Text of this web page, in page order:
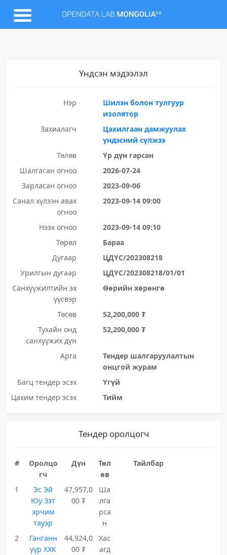
Үндсэн мэдээлэл
Нэр
Шилэн болон тулгуур
изолятор
Захиалагч
Цахилгаан дамжуулах
үндэсний сүлжээ
Төлөв
Үр дүн гарсан
Шалгасан огноо
2026-07-24
Зарласан огноо
2023-09-06
Санал хүлээн авах
огноо
2023-09-14 09:00
Нээх огноо
2023-09-14 09:10
Төрөл
Бараа
Дугаар
ЦДҮС/202308218
Урилгын дугаар
ЦДҮС/202308218/01/01
Санхүүжилтийн эх
үүсвэр
Өөрийн хөрөнгө
Төсөв
52,200,000 ₮
Тухайн онд
санхүүжих дүн
52,200,000 ₮
Арга
Тендер шалгаруулалтын
онцгой журам
Багц тендер эсэх
Үгүй
Цахим тендер эсэх
Тийм
Тендер оролцогч
#
Оролцо
гч
Дүн
Төл
өв
Тайлбар
1
Эс Эй
Юу Зэт
эрчим
тауэр
47,957,0
00 ₮
Ша
лга
рса
н
2
Ганганн
үүр ХХК
44,924,0
00 ₮
Хас
агд